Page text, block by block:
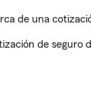
de una
de seguro